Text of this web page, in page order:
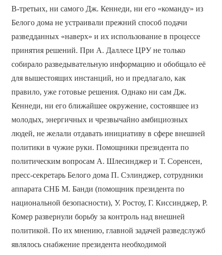
В-третьих, ни самого Дж. Кеннеди, ни его «команду» из
Белого дома не устраивали прежний способ подачи
разведданных «наверх» и их использование в процессе
принятия решений. При А. Даллесе ЦРУ не только
собирало разведывательную информацию и обобщало её
для вышестоящих инстанций, но и предлагало, как
правило, уже готовые решения. Однако ни сам Дж.
Кеннеди, ни его ближайшее окружение, состоявшее из
молодых, энергичных и чрезвычайно амбициозных
людей, не желали отдавать инициативу в сфере внешней
политики в чужие руки. Помощники президента по
политическим вопросам А. Шлесинджер и Т. Соренсен,
пресс-секретарь Белого дома П. Сэлинджер, сотрудники
аппарата СНБ М. Банди (помощник президента по
национальной безопасности), У. Ростоу, Г. Киссинджер, Р.
Комер развернули борьбу за контроль над внешней
политикой. По их мнению, главной задачей разведслужб
являлось снабжение президента необходимой